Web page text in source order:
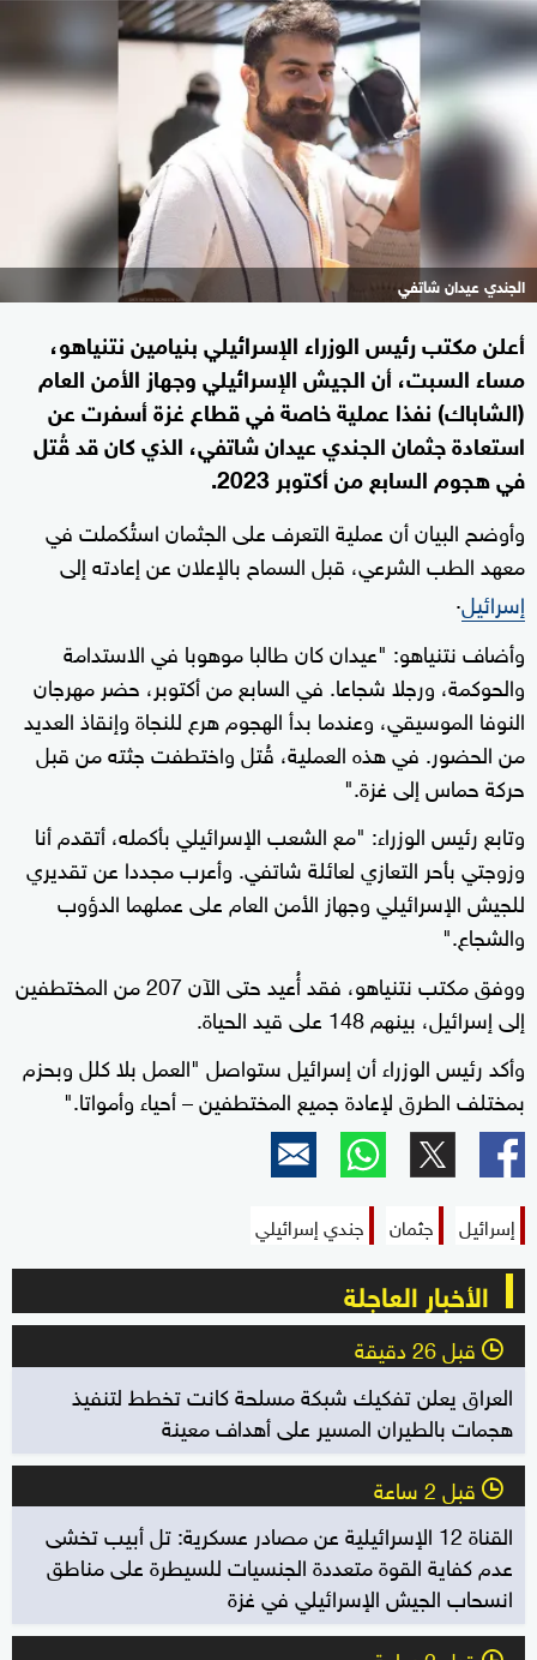
الجندي عيدان شاتفي
أعلن مكتب رئيس الوزراء الإسرائيلي بنيامين نتنياهو،
مساء السبت، أن الجيش الإسرائيلي وجهاز الأمن العام
(الشاباك) نفذا عملية خاصة في قطاع غزة أسفرت عن
استعادة جثمان الجندي عيدان شاتفي، الذي كان قد قُتل
في هجوم السابع من أكتوبر 2023.
وأوضح البيان أن عملية التعرف على الجثمان استُكملت في
معهد الطب الشرعي، قبل السماح بالإعلان عن إعادته إلى
إسرائيل.
وأضاف نتنياهو: "عيدان كان طالبا موهوبا في الاستدامة
والحوكمة، ورجلا شجاعا. في السابع من أكتوبر، حضر مهرجان
النوفا الموسيقي، وعندما بدأ الهجوم هرع للنجاة وإنقاذ العديد
من الحضور. في هذه العملية، قُتل واختطفت جثته من قبل
حركة حماس إلى غزة."
وتابع رئيس الوزراء: "مع الشعب الإسرائيلي بأكمله، أتقدم أنا
وزوجتي بأحر التعازي لعائلة شاتفي. وأعرب مجددا عن تقديري
للجيش الإسرائيلي وجهاز الأمن العام على عملهما الدؤوب
والشجاع."
ووفق مكتب نتنياهو، فقد أُعيد حتى الآن 207 من المختطفين
إلى إسرائيل، بينهم 148 على قيد الحياة.
وأكد رئيس الوزراء أن إسرائيل ستواصل "العمل بلا كلل وبحزم
بمختلف الطرق لإعادة جميع المختطفين – أحياء وأمواتا."
إسرائيل جثمان جندي إسرائيلي
الأخبار العاجلة
l قبل 26 دقيقة
العراق يعلن تفكيك شبكة مسلحة كانت تخطط لتنفيذ
هجمات بالطيران المسير على أهداف معينة
l قبل 2 ساعة
القناة 12 الإسرائيلية عن مصادر عسكرية: تل أبيب تخشى
عدم كفاية القوة متعددة الجنسيات للسيطرة على مناطق
انسحاب الجيش الإسرائيلي في غزة